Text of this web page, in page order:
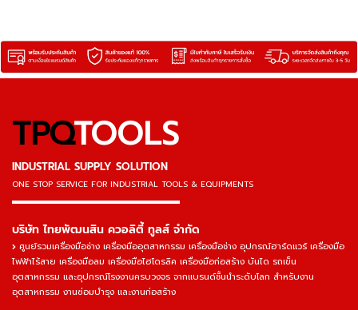
TPQTOOLS
INDUSTRIAL SUPPLY SOLUTION
ONE STOP SERVICE FOR INDUSTRIAL TOOLS & EQUIPMENTS
▬▬▬▬▬▬▬▬▬▬▬▬▬▬▬
บริษัท ไทยพัฒนสิน ควอลิตี้ ทูลส์ จำกัด
ศูนย์รวมเครื่องมือช่าง เครื่องมืออุตสาหกรรม เครื่องมือช่าง อุปกรณ์ฮาร์ดแวร์ เครื่องมือ
ไฟฟ้าไร้สาย เครื่องมือลม เครื่องมือไฮโดรลิค เครื่องมือก่อสร้าง บันได รถเข็น
อุตสาหกรรม และอุปกรณ์โรงงานครบวงจร จากแบรนด์ชั้นนำระดับโลก สำหรับงาน
อุตสาหกรรม งานซ่อมบำรุง และงานก่อสร้าง